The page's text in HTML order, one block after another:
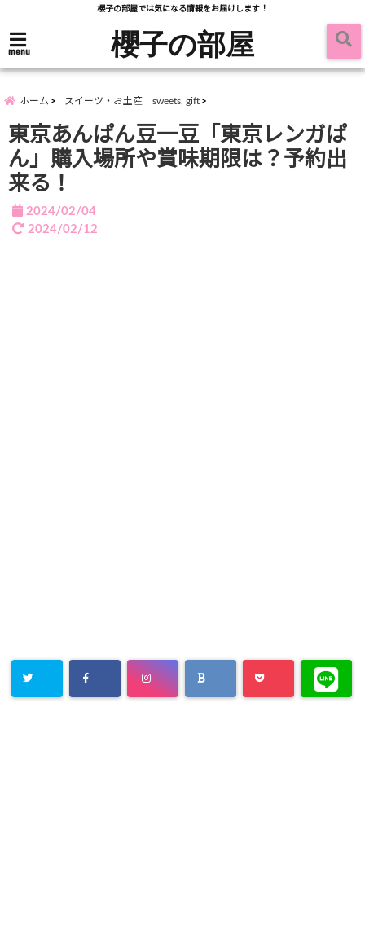
櫻子の部屋では気になる情報をお届けします！
menu 櫻子の部屋
ホーム スイーツ・お土産 sweets, gift
東京あんぱん豆一豆「東京レンガぱ
ん」購入場所や賞味期限は？予約出
来る！
2024/02/04
2024/02/12